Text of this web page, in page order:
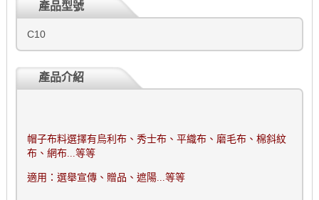
產品型號
C10
產品介紹
帽子布料選擇有烏利布、秀士布、平織布、磨毛布、棉斜紋
布、網布... 等等
適用：選舉宣傳、贈品、遮陽... 等等